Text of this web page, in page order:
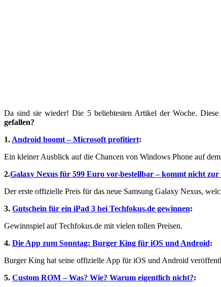
Da sind sie wieder! Die 5 beliebtesten Artikel der Woche.
gefallen?
1. Android boomt – Microsoft profitiert:
Ein kleiner Ausblick auf die Chancen von Windows Phone auf
2.Galaxy Nexus für 599 Euro vor-bestellbar – kommt nicht zur
Der erste offizielle Preis für das neue Samsung Galaxy Nexus,
3. Gutschein für ein iPad 3 bei Techfokus.de gewinnen:
Gewinnspiel auf Techfokus.de mit vielen tollen Preisen.
4. Die App zum Sonntag: Burger King für iOS und Android:
Burger King hat seine offizielle App für iOS und Android
5. Custom ROM – Was? Wie? Warum eigentlich nicht?: